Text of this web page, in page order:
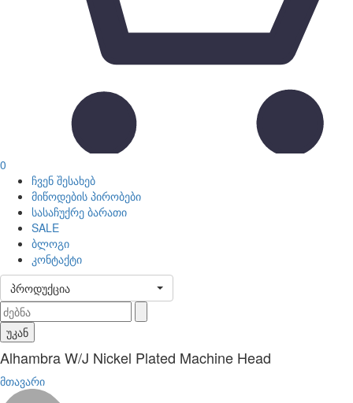
0
ჩვენ შესახებ
მიწოდების პირობები
სასაჩუქრე ბარათი
SALE
ბლოგი
კონტაქტი
პროდუქცია
უკან
Alhambra W/J Nickel Plated Machine Head
მთავარი